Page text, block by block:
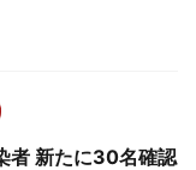
者 新たに30名確認